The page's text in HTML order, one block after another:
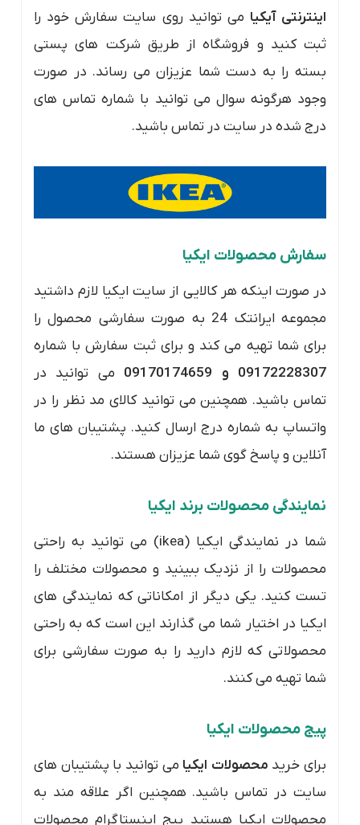
اینترنتی آیکیا می توانید روی سایت سفارش خود را
ثبت کنید و فروشگاه از طریق شرکت های پستی
بسته را به دست شما عزیزان می رساند. در صورت
وجود هرگونه سوال می توانید با شماره تماس های
درج شده در سایت در تماس باشید.
سفارش محصولات ایکیا
در صورت اینکه هر کالایی از سایت ایکیا لازم داشتید
مجموعه ایرانتک 24 به صورت سفارشی محصول را
برای شما تهیه می کند و برای ثبت سفارش با شماره
09172228307 و 09170174659
می توانید در
تماس باشید. همچنین می توانید کالای مد نظر را در
واتساپ به شماره درج ارسال کنید. پشتیبان های ما
آنلاین و پاسخ گوی شما عزیزان هستند.
نمایندگی محصولات برند ایکیا
شما در نمایندگی ایکیا (ikea) می توانید به راحتی
محصولات را از نزدیک ببینید و محصولات مختلف را
تست کنید. یکی دیگر از امکاناتی که نمایندگی های
ایکیا در اختیار شما می گذارند این است که به راحتی
محصولاتی که لازم دارید را به صورت سفارشی برای
شما تهیه می کنند.
پیج محصولات ایکیا
برای خرید محصولات ایکیا می توانید با پشتیبان های
سایت در تماس باشید. همچنین اگر علاقه مند به
محصولات ایکیا هستید پیج اینستاگرام محصولات